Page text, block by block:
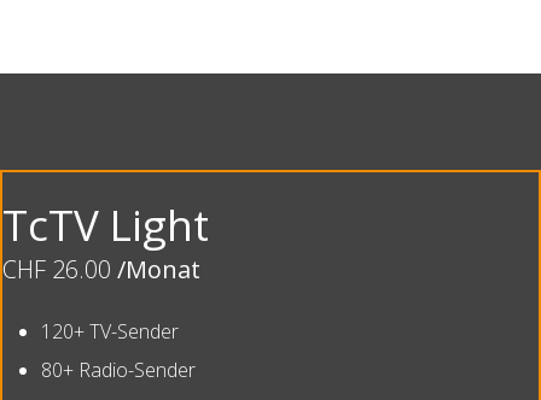
TcTV Light
CHF 26.00 /Monat
120+ TV-Sender
80+ Radio-Sender